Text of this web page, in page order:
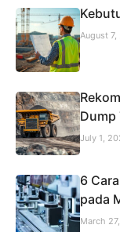
August 7,
Dump
July 1,
6
pada
March